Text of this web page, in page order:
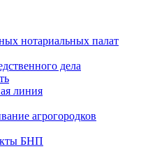
нотариальных палат
дела
линия
агрогородков
БНП